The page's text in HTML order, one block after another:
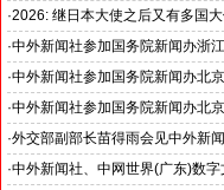
关注海关总署“十五五”时期守好国
·2026: 继日本大使之后又有多国
国之交在于民相亲, 民相亲在于心
·中外新闻社参加国务院新闻办浙
推动科技创新和产业创新深度融合
·中外新闻社参加国务院新闻办北
见证科技创新和产业创新高质量发
·中外新闻社参加国务院新闻办北
北京人形机器人创新中心打造具有
·外交部副部长苗得雨会见中外新
·中外新闻社、中网世界(广东)数